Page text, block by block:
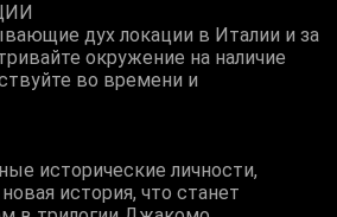
дух локации в Италии и за
окружение на наличие
во времени и
исторические личности,
история, что станет